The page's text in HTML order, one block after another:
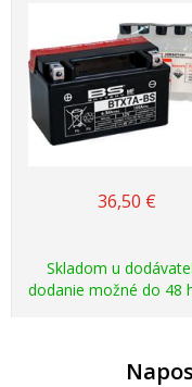
36,50 €
Skladom u
dodanie možné do 48